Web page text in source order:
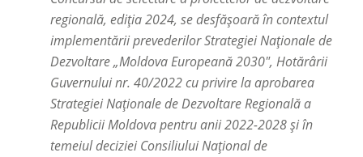
regională, ediția 2024, se desfășoară în contextul
implementării prevederilor Strategiei Naționale de
Dezvoltare „Moldova Europeană 2030", Hotărârii
Guvernului nr. 40/2022 cu privire la aprobarea
Strategiei Naționale de Dezvoltare Regională a
Republicii Moldova pentru anii 2022-2028 și în
temeiul deciziei Consiliului Național de